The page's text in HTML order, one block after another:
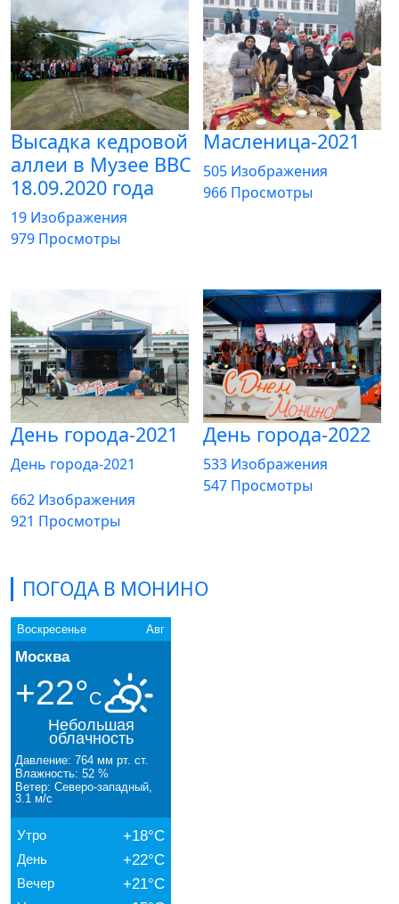
ПОГОДА В МОНИНО
Воскресенье Авг
Москва
+22°C
Небольшая
облачность
Давление: 764 мм рт. ст.
Влажность: 52 %
Ветер: Северо-западный,
3.1 м/с
Утро +18°C
День +22°C
Вечер +21°C
Высадка кедровой
аллеи в Музее ВВС
18.09.2020 года
19 Изображения
979 Просмотры
Масленица-2021
505 Изображения
966 Просмотры
День города-2021
День города-2021
662 Изображения
921 Просмотры
День города-2022
533 Изображения
547 Просмотры